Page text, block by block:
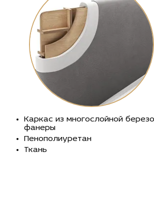
Каркас из многослойной
фанеры
Пенополиуретан
Ткань